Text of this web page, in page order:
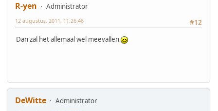
R-yen
Administrator
#12
12 augustus, 2011, 11:26:46
Dan zal het allemaal wel meevallen
DeWitte
Administrator